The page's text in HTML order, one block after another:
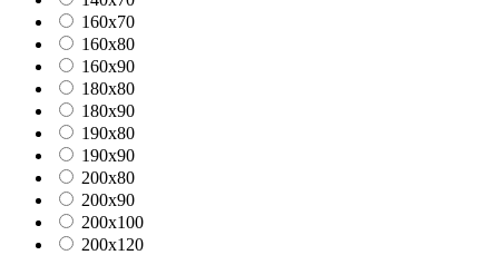
160x70
160x80
160x90
180x80
180x90
190x80
190x90
200x80
200x90
200x100
200x120